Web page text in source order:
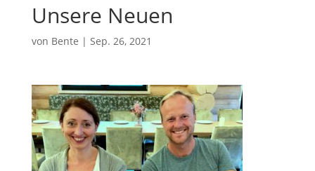
Unsere Neuen
von Bente | Sep. 26, 2021